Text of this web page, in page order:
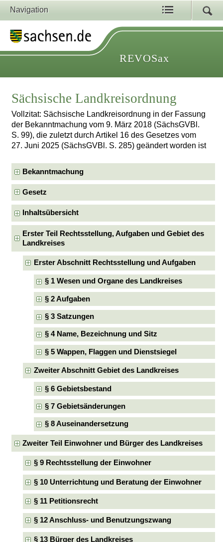
Navigation
REVOSax
Sächsische Landkreisordnung
Vollzitat: Sächsische Landkreisordnung in der Fassung
der Bekanntmachung vom 9. März 2018 (SächsGVBl.
S. 99), die zuletzt durch Artikel 16 des Gesetzes vom
27. Juni 2025 (SächsGVBl. S. 285) geändert worden ist
Bekanntmachung
Gesetz
Inhaltsübersicht
Erster Teil Rechtsstellung, Aufgaben und Gebiet des
Landkreises
Erster Abschnitt Rechtsstellung und Aufgaben
§ 1 Wesen und Organe des Landkreises
§ 2 Aufgaben
§ 3 Satzungen
§ 4 Name, Bezeichnung und Sitz
§ 5 Wappen, Flaggen und Dienstsiegel
Zweiter Abschnitt Gebiet des Landkreises
§ 6 Gebietsbestand
§ 7 Gebietsänderungen
§ 8 Auseinandersetzung
Zweiter Teil Einwohner und Bürger des Landkreises
§ 9 Rechtsstellung der Einwohner
§ 10 Unterrichtung und Beratung der Einwohner
§ 11 Petitionsrecht
§ 12 Anschluss- und Benutzungszwang
§ 13 Bürger des Landkreises